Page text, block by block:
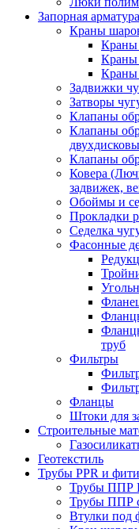
Запорная арматура
Краны
Краны
Краны
Краны
Задвижки
Затворы
Клапаны
Клапаны
Клапаны
Ковера
задвижек,
Обоймы и
Прокладки
Седелка
Фасонные
труб
Фильтры
Фланцы
Штоки для
Строительные
Геотекстиль
Трубы PPR и
Трубы ППР
Трубы ППР
Втулки под